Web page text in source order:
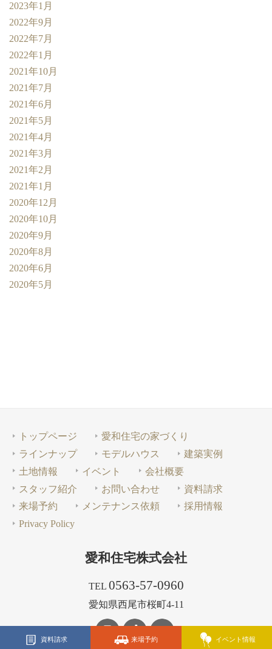
2023年1月
2022年9月
2022年7月
2022年1月
2021年10月
2021年7月
2021年6月
2021年5月
2021年4月
2021年3月
2021年2月
2021年1月
2020年12月
2020年10月
2020年9月
2020年8月
2020年6月
2020年5月
資料請求 来場予約 イベント情報
トップページ
愛和住宅の家づくり
ラインナップ
モデルハウス
建築実例
土地情報
イベント
会社概要
スタッフ紹介
お問い合わせ
資料請求
来場予約
メンテナンス依頼
採用情報
Privacy Policy
愛和住宅株式会社
TEL 0563-57-0960
愛知県西尾市桜町4-11